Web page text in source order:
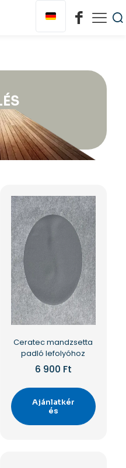
Ceratec mandzsetta
padló lefolyóhoz
6 900 Ft
Ajánlatkér
és